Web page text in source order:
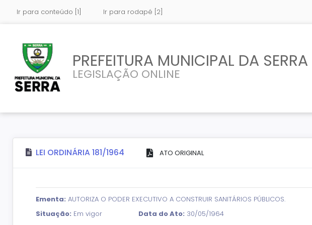
Ir para conteúdo [1] Ir para rodapé [2]
PREFEITURA MUNICIPAL DA
LEGISLAÇÃO ONLINE
LEI ORDINÁRIA 181/1964 ATO ORIGINAL
Ementa: AUTORIZA O PODER EXECUTIVO A CONSTRUIR SANITÁRIOS PÚBLICOS.
Situação: Em vigor Data do Ato: 30/05/1964